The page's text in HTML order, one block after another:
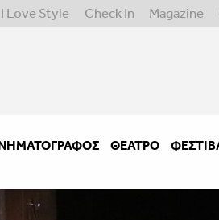
I Love Style Check In Magazine
ΘΈΑΤΡΟ